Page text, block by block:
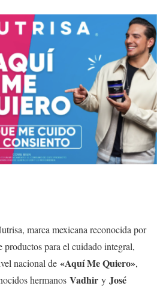
marca mexicana reconocida por
productos para el cuidado integral,
nacional de «Aquí Me Quiero»,
hermanos Vadhir y José